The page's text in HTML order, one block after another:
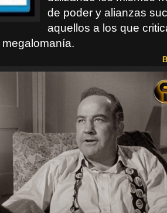
de poder y alianzas
aquellos a los que